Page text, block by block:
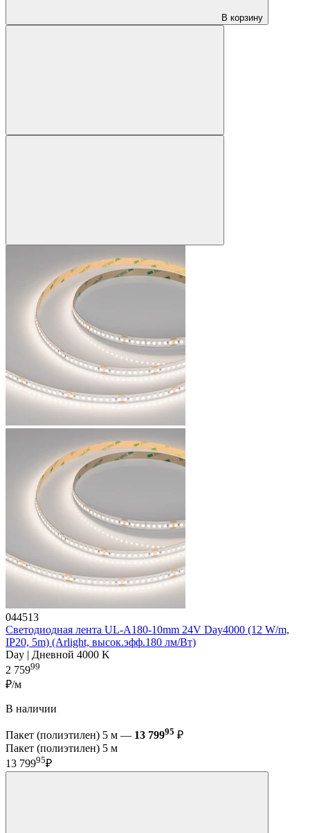
В корзину
044513
Светодиодная лента UL-A180-10mm 24V Day4000 (12 W/m,
IP20, 5m) (Arlight, высок.эфф.180 лм/Вт)
Day | Дневной 4000 K
2 75999
₽/м
В наличии
Пакет (полиэтилен) 5 м — 13 79995 ₽
Пакет (полиэтилен) 5 м
13 79995₽